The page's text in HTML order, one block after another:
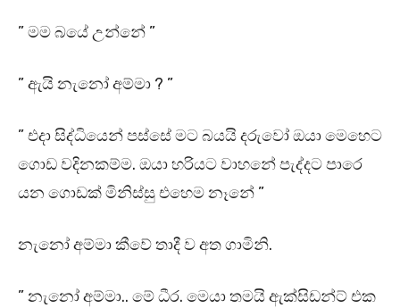
” මම බයේ උන්නේ ”
” ඇයි නැනෝ අම්මා ? ”
” එදා සිද්ධියෙන් පස්සේ මට බයයි දරුවෝ ඔයා මෙහෙට
ගොඩ වදිනකම්ම. ඔයා හරියට වාහනේ පැද්දට පාරෙ
යන ගොඩක් මිනිස්සු එහෙම නෑනේ ”
නැනෝ අම්මා කීවේ තාදී ව අත ගාමිනි.
” නැනෝ අම්මා.. මේ ධීර. මෙයා තමයි ඇක්සිඩන්ට් එක